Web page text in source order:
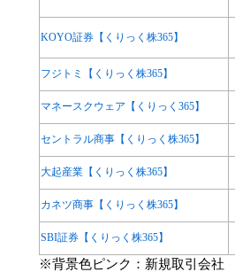
KOYO証券【くりっく株365】
フジトミ【くりっく株365】
マネースクウェア【くりっく365】
セントラル商事【くりっく株365】
大起産業【くりっく株365】
カネツ商事【くりっく株365】
SBI証券【くりっく株365】
※背景色ピンク：新規取引会社